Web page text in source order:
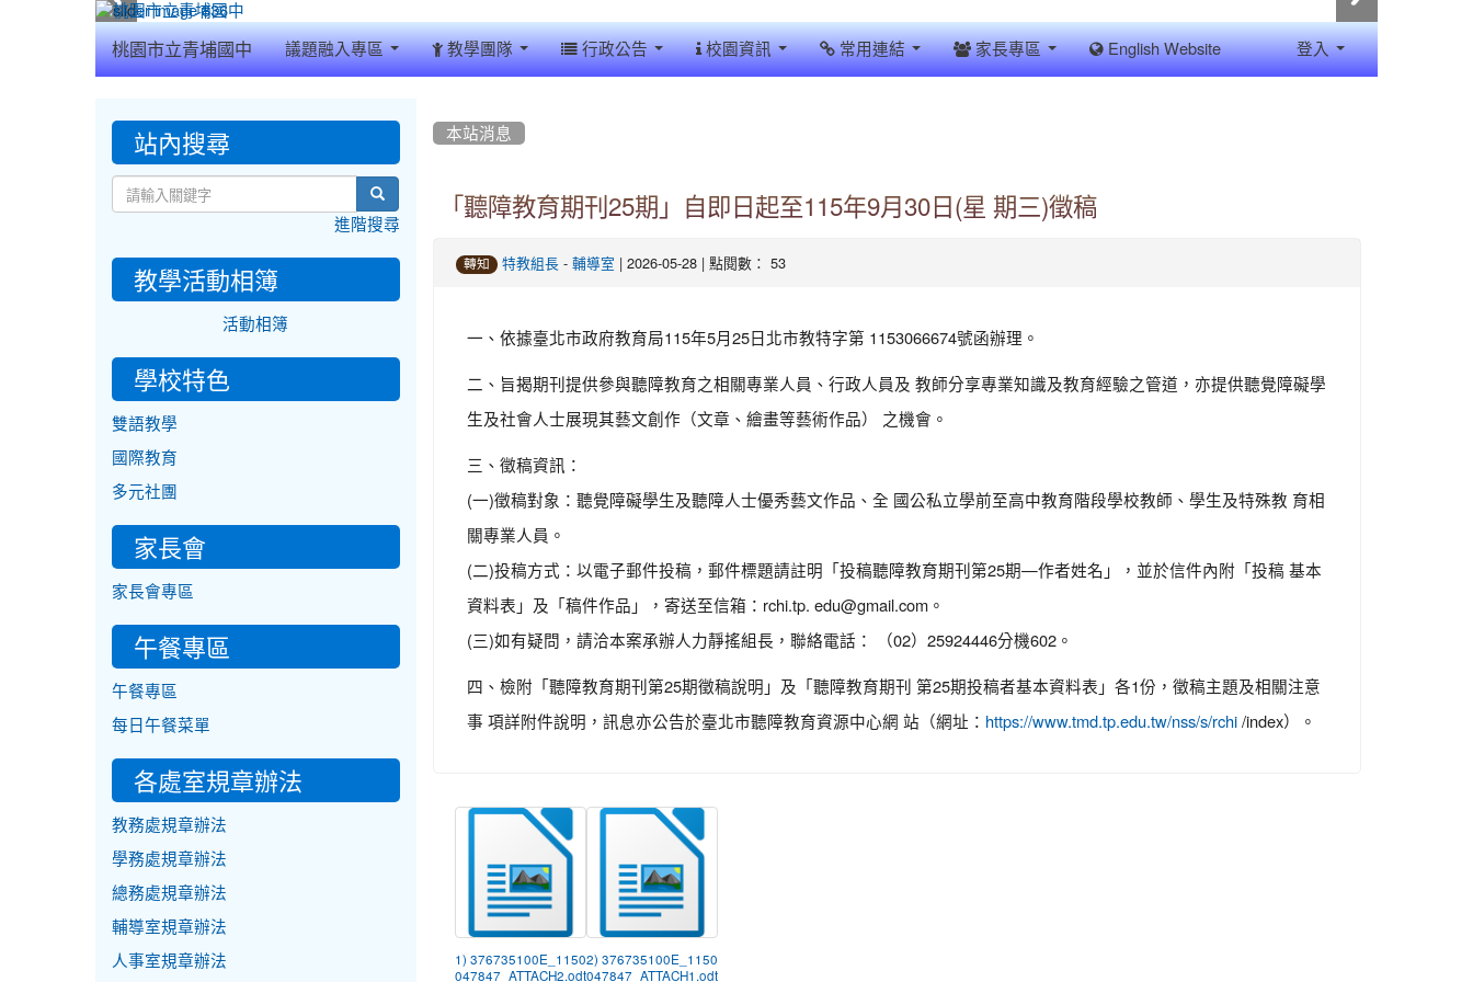
桃園市立青埔國中 議題融入專區 教學團隊 行政公告 校園資訊 常用連結 家長專區 English Website 登入
本站消息
「聽障教育期刊25期」自即日起至115年9月30日(星 期三)徵稿
轉知 特教組長- 輔導室 | 2026-05-28 | 點閱數： 53
一、依據臺北市政府教育局115年5月25日北市教特字第 1153066674號函辦理。
二、旨揭期刊提供參與聽障教育之相關專業人員、行政人員及 教師分享專業知識及教育經驗之管道，亦提供聽覺障礙學
生及社會人士展現其藝文創作（文章、繪畫等藝術作品） 之機會。
三、徵稿資訊：
(一)徵稿對象：聽覺障礙學生及聽障人士優秀藝文作品、全 國公私立學前至高中教育階段學校教師、學生及特殊教 育相
關專業人員。
(二)投稿方式：以電子郵件投稿，郵件標題請註明「投稿聽障教育期刊第25期—作者姓名」，並於信件內附「投稿 基本
資料表」及「稿件作品」，寄送至信箱：rchi.tp. edu@gmail.com。
(三)如有疑問，請洽本案承辦人力靜搖組長，聯絡電話： （02）25924446分機602。
四、檢附「聽障教育期刊第25期徵稿說明」及「聽障教育期刊 第25期投稿者基本資料表」各1份，徵稿主題及相關注意
事 項詳附件說明，訊息亦公告於臺北市聽障教育資源中心網 站（網址： https://www.tmd.tp.edu.tw/nss/s/rchi/index）。
1) 376735100E_1150
047847_ATTACH2.odt
2) 376735100E_1150
047847_ATTACH1.odt
::: 站內搜尋
search
進階搜尋
教學活動相簿
活動相簿
學校特色
雙語教學
國際教育
多元社團
家長會
家長會專區
午餐專區
午餐專區
每日午餐菜單
各處室規章辦法
教務處規章辦法
學務處規章辦法
總務處規章辦法
輔導室規章辦法
人事室規章辦法